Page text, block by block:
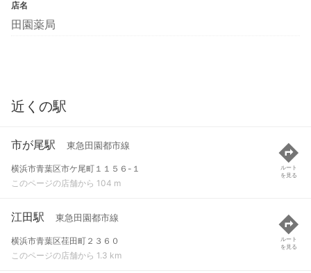
店名
田園薬局
近くの駅
市が尾駅 東急田園都市線
横浜市青葉区市ケ尾町１１５６-１
このページの店舗から 104 m
ルート
を見る
江田駅 東急田園都市線
横浜市青葉区荏田町２３６０
このページの店舗から 1.3 km
ルート
を見る